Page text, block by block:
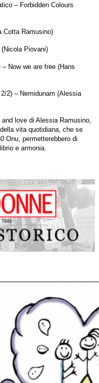
– Forbidden Colours
Cotta Ramusino)
Piovani)
Now we are free (Hans
2) – Nemidunam (Alessia
love di Alessia Ramusino,
vita quotidiana, che se
Onu, permetterebbero di
e armonia.